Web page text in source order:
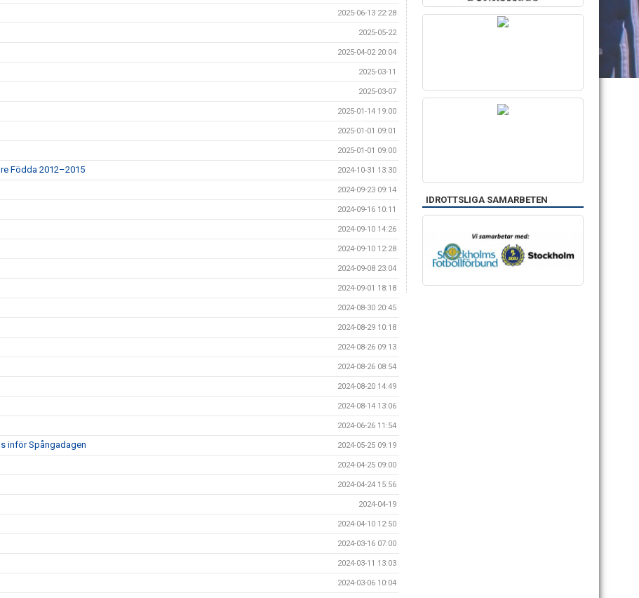
2025-06-13 22:28
2025-05-22
2025-04-02 20:04
2025-03-11
2025-03-07
2025-01-14 19:00
2025-01-01 09:01
2025-01-01 09:00
Födda 2012–2015 2024-10-31 13:30
2024-09-23 09:14
2024-09-16 10:11
2024-09-10 14:26
2024-09-10 12:28
2024-09-08 23:04
2024-09-01 18:18
2024-08-30 20:45
2024-08-29 10:18
2024-08-26 09:13
2024-08-26 08:54
2024-08-20 14:49
2024-08-14 13:06
2024-06-26 11:54
inför Spångadagen 2024-05-25 09:19
2024-04-25 09:00
2024-04-24 15:56
2024-04-19
2024-04-10 12:50
2024-03-16 07:00
2024-03-11 13:03
2024-03-06 10:04
IDROTTSLIGA SAMARBETEN